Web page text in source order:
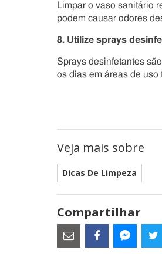
Limpar o vaso sanitário
podem causar odores
8. Utilize sprays
Sprays desinfetantes
os dias em áreas de uso
Veja mais sobre
Dicas De Limpeza
Compartilhar
Estes
são
links
externos